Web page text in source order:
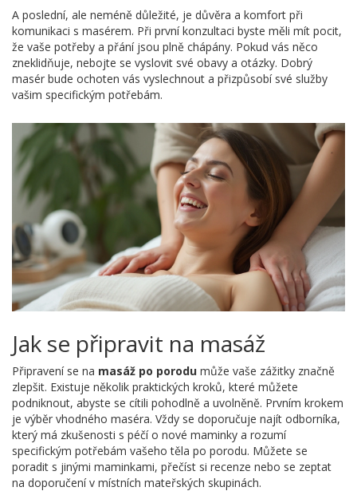
A poslední, ale neméně důležité, je důvěra a komfort při
komunikaci s masérem. Při první konzultaci byste měli mít pocit,
že vaše potřeby a přání jsou plně chápány. Pokud vás něco
zneklidňuje, nebojte se vyslovit své obavy a otázky. Dobrý
masér bude ochoten vás vyslechnout a přizpůsobí své služby
vašim specifickým potřebám.
Jak se připravit na masáž
Připravení se na masáž po porodu může vaše zážitky značně
zlepšit. Existuje několik praktických kroků, které můžete
podniknout, abyste se cítili pohodlně a uvolněně. Prvním krokem
je výběr vhodného maséra. Vždy se doporučuje najít odborníka,
který má zkušenosti s péčí o nové maminky a rozumí
specifickým potřebám vašeho těla po porodu. Můžete se
poradit s jinými maminkami, přečíst si recenze nebo se zeptat
na doporučení v místních mateřských skupinách.